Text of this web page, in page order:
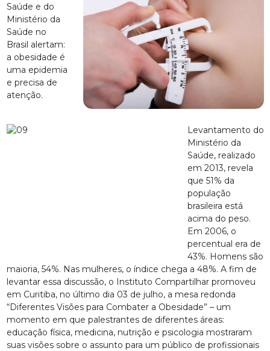
Saúde e do
Ministério da
Saúde no
Brasil alertam:
a obesidade é
uma epidemia
e precisa de
atenção.
Levantamento do
Ministério da
Saúde, realizado
em 2013, revela
que 51% da
população
brasileira está
acima do peso.
Em 2006, o
percentual era de
43%. Homens são
maioria, 54%. Nas mulheres, o índice chega a 48%. A fim de
levantar essa discussão, o Instituto Compartilhar promoveu
em Curitiba, no último dia 03 de julho, a mesa redonda
“Diferentes Visões para Combater a Obesidade” – um
momento em que palestrantes de diferentes áreas:
educação física, medicina, nutrição e psicologia mostraram
suas visões sobre o assunto para um público de profissionais